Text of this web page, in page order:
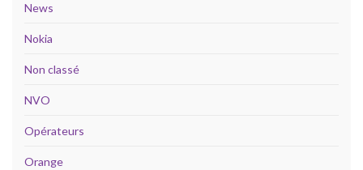
News
Nokia
Non classé
NVO
Opérateurs
Orange